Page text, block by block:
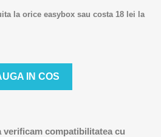
la orice easybox sau costa 18 lei la
IN COS
compatibilitatea cu